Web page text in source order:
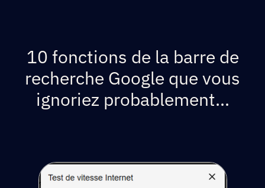
10 fonctions de la barre de
recherche Google que vous
ignoriez probablement…